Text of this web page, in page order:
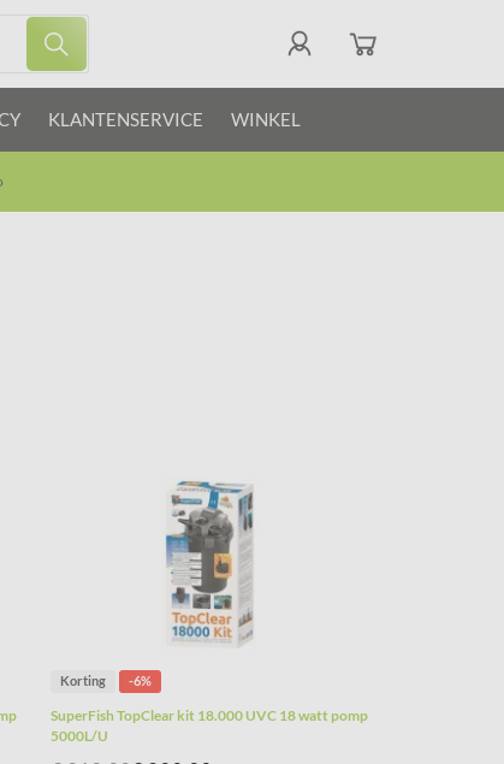
KLANTENSERVICE WINKEL
Korting -6%
SuperFish TopClear kit 18.000 UVC 18 watt pomp
5000L/U